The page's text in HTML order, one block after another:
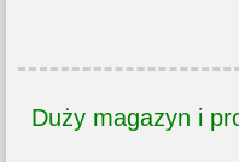
Duży magazyn i